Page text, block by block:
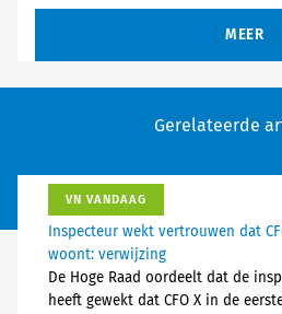
MEER
Gerelateerde
VN VANDAAG
Inspecteur wekt vertrouwen dat
woont: verwijzing
De Hoge Raad oordeelt dat de
heeft gewekt dat CFO X in de